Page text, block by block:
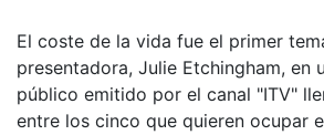
El coste de la vida fue el primer
presentadora, Julie Etchingham, en
público emitido por el canal "ITV"
entre los cinco que quieren ocupar